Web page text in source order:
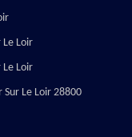
Loir
Loir
Le Loir 28800